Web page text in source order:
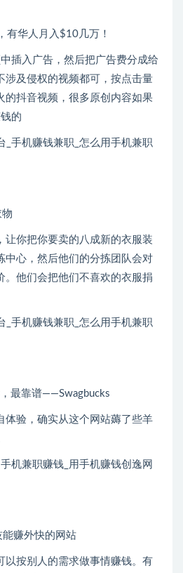
，有华人月入$10几万！
插入广告，然后把广告费分成给
涉及侵权的视频都可，按点击量
的抖音视频，很多原创内容如果
的
让你把你要卖的八成新的衣服装
中心，然后他们的分拣团队会对
。他们会把他们不喜欢的衣服捐
最靠谱——Swagbucks
体验，确实从这个网站薅了些羊
赚外快的网站
以按别人的需求做事情赚钱。有